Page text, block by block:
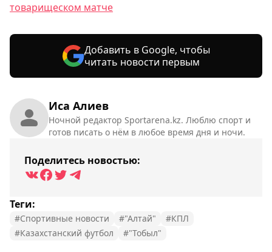
Иса Алиев
Ночной редактор Sportarena.kz. Люблю спорт и
готов писать о нём в любое время дня и ночи.
Поделитесь новостью:
Теги:
#Спортивные новости #"Алтай"
#КПЛ
#Казахстанский футбол
#"Тобыл"
товарищеском матче
Добавить в Google, чтобы
читать новости первым